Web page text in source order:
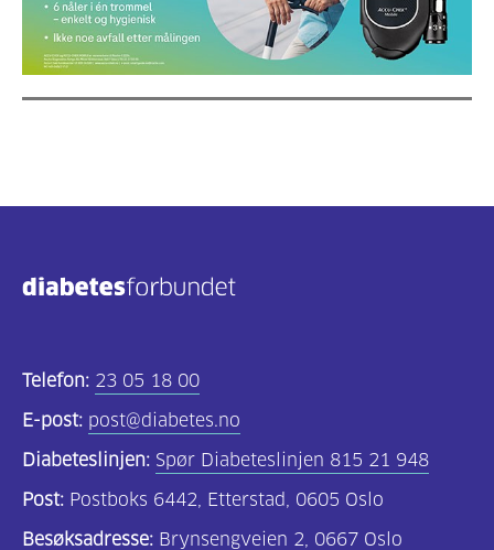
Telefon: 23 05 18 00
E-post: post@diabetes.no
Diabeteslinjen: Spør Diabeteslinjen 815 21 948
Post: Postboks 6442, Etterstad, 0605 Oslo
Besøksadresse: Brynsengveien 2, 0667 Oslo